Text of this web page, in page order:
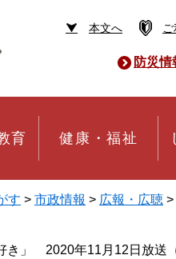
本文へ
防災情
育 健康・福祉
す > 市政情報 > 広報・広聴 >
き」 2020年11月12日放送